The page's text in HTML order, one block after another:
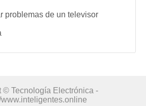
problemas de un televisor
© Tecnología Electrónica -
www.inteligentes.online